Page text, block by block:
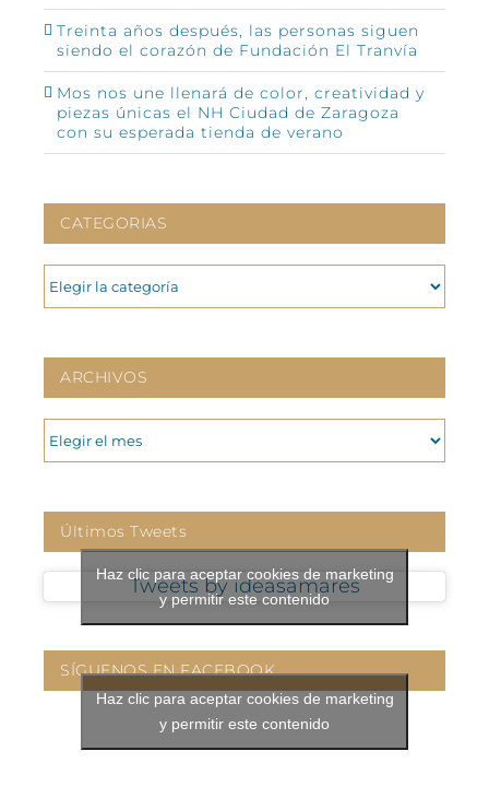
Treinta años después, las personas siguen
siendo el corazón de Fundación El Tranvía
Mos nos une llenará de color, creatividad y
piezas únicas el NH Ciudad de Zaragoza
con su esperada tienda de verano
CATEGORIAS
CATEGORIAS
ARCHIVOS
ARCHIVOS
Últimos Tweets
Tweets by ideasamares
Haz clic para aceptar cookies de marketing
y permitir este contenido
SÍGUENOS EN FACEBOOK
Haz clic para aceptar cookies de marketing
y permitir este contenido